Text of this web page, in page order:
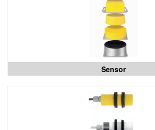
Sensor